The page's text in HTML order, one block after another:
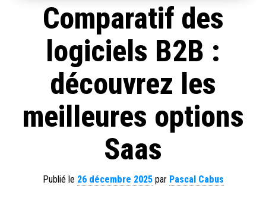
Comparatif des
logiciels B2B :
découvrez les
meilleures options
Saas
Publié le 26 décembre 2025par Pascal Cabus